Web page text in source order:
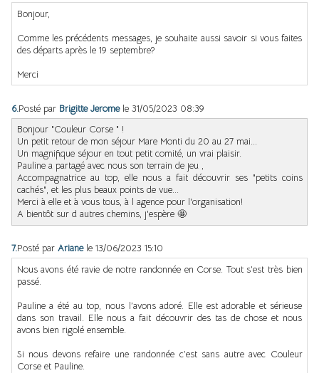
Bonjour,
Comme les précédents messages, je souhaite aussi savoir si vous faites
des départs après le 19 septembre?
Merci
6.Posté par Brigitte Jerome le 31/05/2023 08:39
Bonjour "Couleur Corse " !
Un petit retour de mon séjour Mare Monti du 20 au 27 mai...
Un magnifique séjour en tout petit comité, un vrai plaisir.
Pauline a partagé avec nous son terrain de jeu ,
Accompagnatrice au top, elle nous a fait découvrir ses "petits coins
cachés", et les plus beaux points de vue...
Merci à elle et à vous tous, à l agence pour l'organisation!
A bientôt sur d autres chemins, j'espère 🤩
7.Posté par Ariane le 13/06/2023 15:10
Nous avons été ravie de notre randonnée en Corse. Tout s’est très bien
passé.
Pauline a été au top, nous l’avons adoré. Elle est adorable et sérieuse
dans son travail. Elle nous a fait découvrir des tas de chose et nous
avons bien rigolé ensemble.
Si nous devons refaire une randonnée c’est sans autre avec Couleur
Corse et Pauline.